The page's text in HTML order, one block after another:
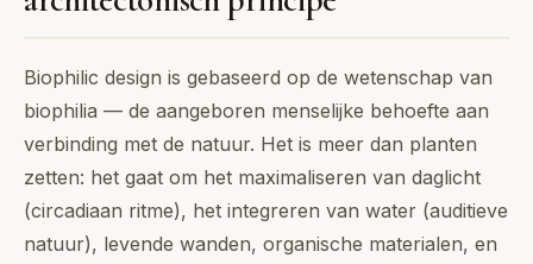
Biophilic design is gebaseerd op de wetenschap van
biophilia — de aangeboren menselijke behoefte aan
verbinding met de natuur. Het is meer dan planten
zetten: het gaat om het maximaliseren van daglicht
(circadiaan ritme), het integreren van water (auditieve
natuur), levende wanden, organische materialen, en